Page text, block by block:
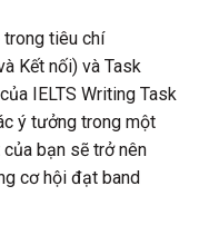
trong tiêu chí
Kết nối) và Task
IELTS Writing Task
ý tưởng trong một
bạn sẽ trở nên
cơ hội đạt band